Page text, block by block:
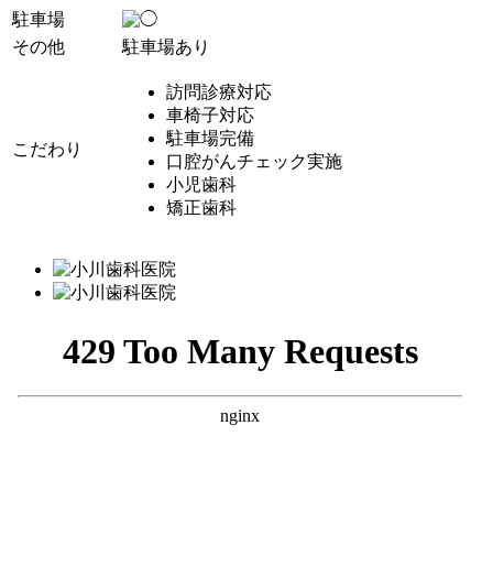
駐車場
その他
駐車場あり
こだわり
訪問診療対応
車椅子対応
駐車場完備
口腔がんチェック実施
小児歯科
矯正歯科